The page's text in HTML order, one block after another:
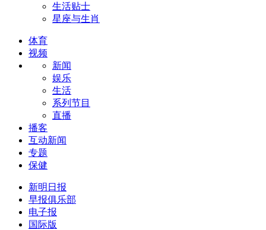
生活贴士
星座与生肖
体育
视频
新闻
娱乐
生活
系列节目
直播
播客
互动新闻
专题
保健
新明日报
早报俱乐部
电子报
国际版